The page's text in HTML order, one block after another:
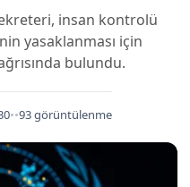
insan kontrolü
yasaklanması için
bulundu.
••93 görüntülenme